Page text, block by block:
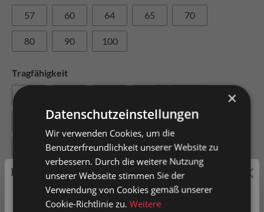
57 60 64 65 70
80 90 100
Tragfähigkeit
80 90 100 110
130 135 150 195
216 260
Radbreite
Preisauszeichnung
Privatkunden können Preise mit MwSt. (brutto) und
×
Datenschutzeinstellungen
Wir verwenden Cookies, um die
Benutzerfreundlichkeit unserer Website zu
verbessern. Durch die weitere Nutzung
unserer Webseite stimmen Sie der
Verwendung von Cookies gemäß unserer
Cookie-Richtlinie zu.Weitere